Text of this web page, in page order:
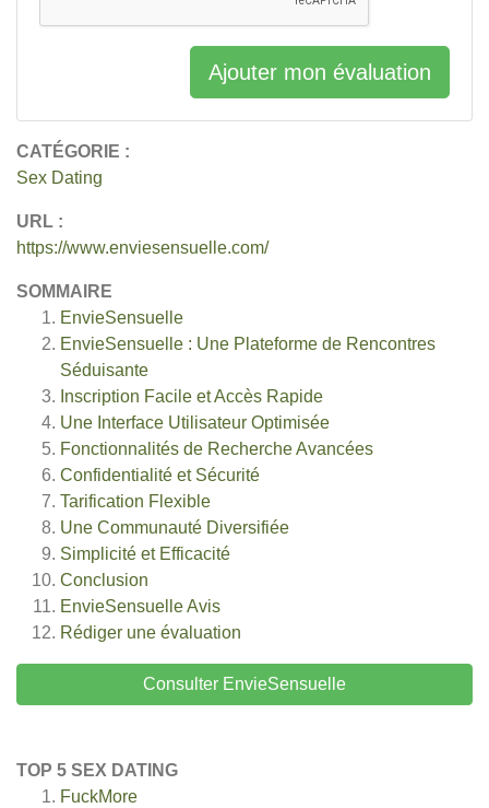
CATÉGORIE :
Sex Dating
URL :
https://www.enviesensuelle.com/
SOMMAIRE
EnvieSensuelle
EnvieSensuelle : Une Plateforme de Rencontres
Séduisante
Inscription Facile et Accès Rapide
Une Interface Utilisateur Optimisée
Fonctionnalités de Recherche Avancées
Confidentialité et Sécurité
Tarification Flexible
Une Communauté Diversifiée
Simplicité et Efficacité
Conclusion
EnvieSensuelleAvis
Rédiger une évaluation
Consulter EnvieSensuelle
TOP 5 SEX DATING
FuckMore
Ajouter mon évaluation